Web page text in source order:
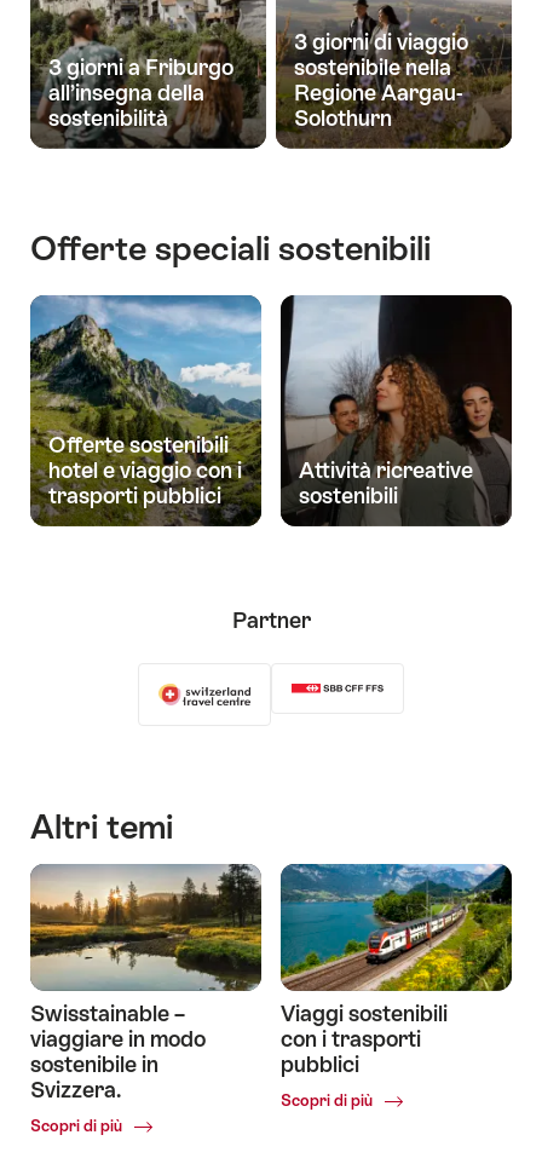
3 giorni a Friburgo
all’insegna della
sostenibilità
3 giorni di viaggio
sostenibile nella
Regione Aargau-
Solothurn
Offerte speciali sostenibili
Offerte sostenibili
hotel e viaggio con i
trasporti pubblici
Attività ricreative
sostenibili
Partner
Altri temi
Swisstainable –
viaggiare in modo
sostenibile in
Svizzera.
Scopri di più
Common.Of
Viaggi sostenibili
con i trasporti
pubblici
Scopri di più
Common.Of